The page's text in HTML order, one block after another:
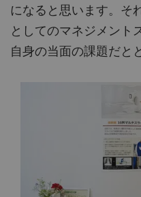
になると思います。そ
としてのマネジメント
自身の当面の課題だと